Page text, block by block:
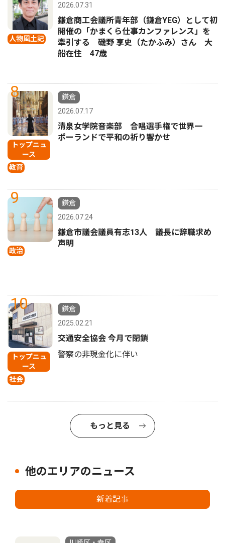
人物風土記
2026.07.31
鎌倉商工会議所青年部（鎌倉YEG）として初
開催の「かまくら仕事カンファレンス」を
牽引する 磯野 享史（たかふみ）さん 大
船在住 47歳
8
トップニュ
ース
教育
鎌倉
2026.07.17
清泉女学院音楽部 合唱選手権で世界一
ポーランドで平和の祈り響かせ
9
政治
鎌倉
2026.07.24
鎌倉市議会議員有志13人 議長に辞職求め
声明
10
トップニュ
ース
社会
鎌倉
2025.02.21
交通安全協会 今月で閉鎖
警察の非現金化に伴い
もっと見る
他のエリアのニュース
新着記事